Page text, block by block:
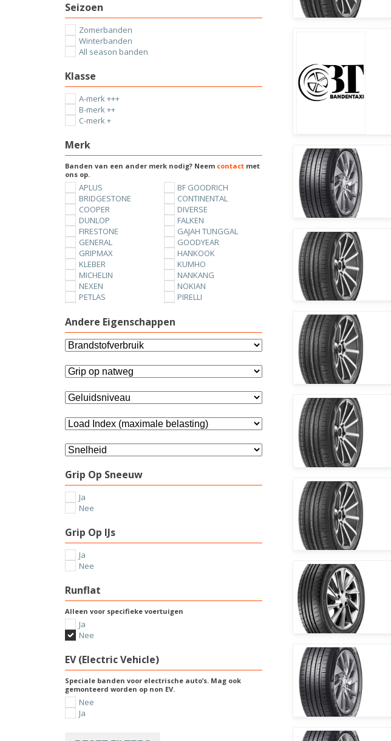
Seizoen
Zomerbanden
Winterbanden
All season banden
Klasse
A-merk +++
B-merk ++
C-merk +
Merk
Banden van een ander merk nodig? Neem contact met
ons op.
APLUS
BF GOODRICH
BRIDGESTONE
CONTINENTAL
COOPER
DIVERSE
DUNLOP
FALKEN
FIRESTONE
GAJAH TUNGGAL
GENERAL
GOODYEAR
GRIPMAX
HANKOOK
KLEBER
KUMHO
MICHELIN
NANKANG
NEXEN
NOKIAN
PETLAS
PIRELLI
UNIROYAL
YOKOHAMA
Andere Eigenschappen
Grip Op Sneeuw
Ja
Nee
Grip Op IJs
Ja
Nee
Runflat
Alleen voor specifieke voertuigen
Ja
Nee
EV (Electric Vehicle)
Speciale banden voor electrische auto’s. Mag ook
gemonteerd worden op non EV.
Nee
Ja